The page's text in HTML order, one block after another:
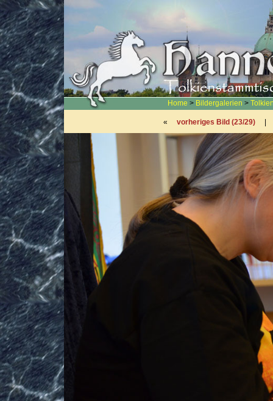
Home > Bildergalerien >
« vorheriges Bild (23/29)